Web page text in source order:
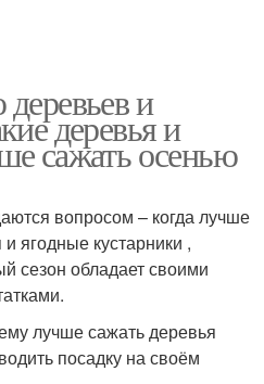
и
деревья и
сажать осенью
вопросом – когда лучше
ягодные кустарники ,
сезон обладает своими
лучше сажать деревья
посадку на своём